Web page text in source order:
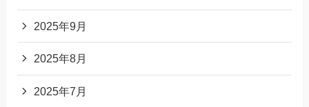
2025年9月
2025年8月
2025年7月